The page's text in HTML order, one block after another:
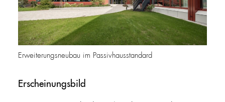
Erweiterungsneubau im Passivhausstandard
Erscheinungsbild